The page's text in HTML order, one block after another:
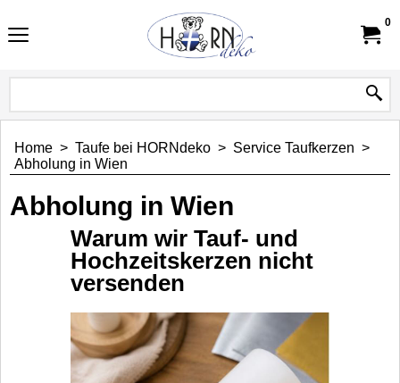
0
Home > Taufe bei HORNdeko > Service Taufkerzen >
Abholung in Wien
Abholung in Wien
Warum wir Tauf- und
Hochzeitskerzen nicht
versenden